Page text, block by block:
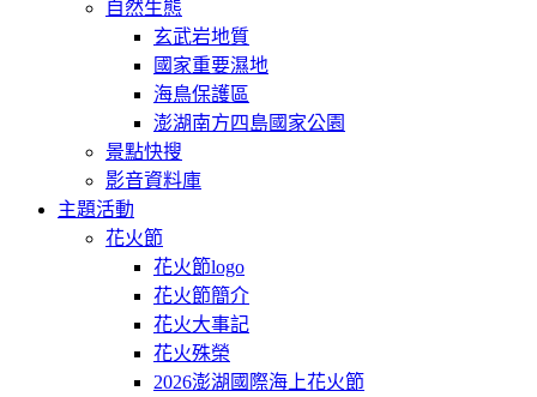
自然生態
玄武岩地質
國家重要濕地
海鳥保護區
澎湖南方四島國家公園
景點快搜
影音資料庫
主題活動
花火節
花火節logo
花火節簡介
花火大事記
花火殊榮
2026澎湖國際海上花火節